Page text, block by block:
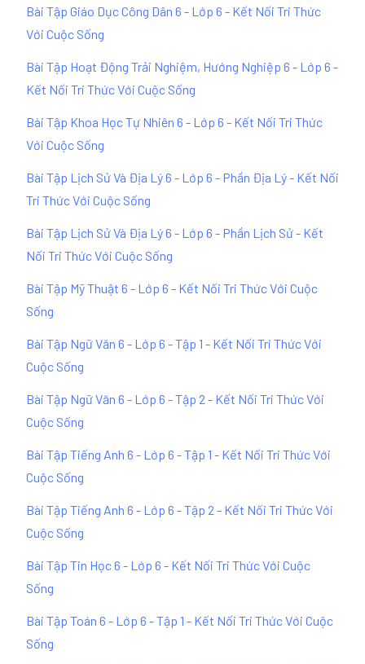
Bài Tập Giáo Dục Công Dân 6 - Lớp 6 - Kết Nối Tri Thức
Với Cuộc Sống
Bài Tập Hoạt Động Trải Nghiệm, Hướng Nghiệp 6 - Lớp 6 -
Kết Nối Tri Thức Với Cuộc Sống
Bài Tập Khoa Học Tự Nhiên 6 - Lớp 6 - Kết Nối Tri Thức
Với Cuộc Sống
Bài Tập Lịch Sử Và Địa Lý 6 - Lớp 6 - Phần Địa Lý - Kết Nối
Tri Thức Với Cuộc Sống
Bài Tập Lịch Sử Và Địa Lý 6 - Lớp 6 - Phần Lịch Sử - Kết
Nối Tri Thức Với Cuộc Sống
Bài Tập Mỹ Thuật 6 - Lớp 6 - Kết Nối Tri Thức Với Cuộc
Sống
Bài Tập Ngữ Văn 6 - Lớp 6 - Tập 1 - Kết Nối Tri Thức Với
Cuộc Sống
Bài Tập Ngữ Văn 6 - Lớp 6 - Tập 2 - Kết Nối Tri Thức Với
Cuộc Sống
Bài Tập Tiếng Anh 6 - Lớp 6 - Tập 1 - Kết Nối Tri Thức Với
Cuộc Sống
Bài Tập Tiếng Anh 6 - Lớp 6 - Tập 2 - Kết Nối Tri Thức Với
Cuộc Sống
Bài Tập Tin Học 6 - Lớp 6 - Kết Nối Tri Thức Với Cuộc
Sống
Bài Tập Toán 6 - Lớp 6 - Tập 1 - Kết Nối Tri Thức Với Cuộc
Sống